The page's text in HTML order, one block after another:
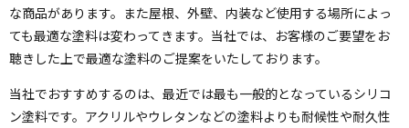
な商品があります。また屋根、外壁、内装など使用する場所によっ
ても最適な塗料は変わってきます。当社では、お客様のご要望をお
聴きした上で最適な塗料のご提案をいたしております。
当社でおすすめするのは、最近では最も一般的となっているシリコ
ン塗料です。アクリルやウレタンなどの塗料よりも耐候性や耐久性